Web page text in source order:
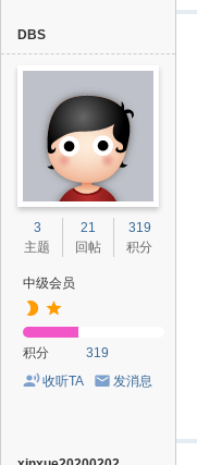
DBS
3
主题
21
回帖
319
积分
中级会员
积分
319
收听TA
发消息